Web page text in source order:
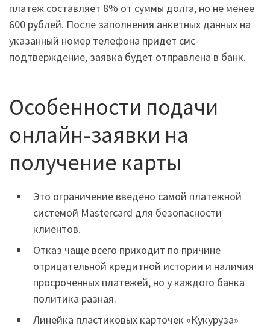
платеж составляет 8% от суммы долга, но не менее
600 рублей. После заполнения анкетных данных на
указанный номер телефона придет смс-
подтверждение, заявка будет отправлена в банк.
Особенности подачи
онлайн-заявки на
получение карты
Это ограничение введено самой платежной
системой Masterсard для безопасности
клиентов.
Отказ чаще всего приходит по причине
отрицательной кредитной истории и наличия
просроченных платежей, но у каждого банка
политика разная.
Линейка пластиковых карточек «Кукуруза»